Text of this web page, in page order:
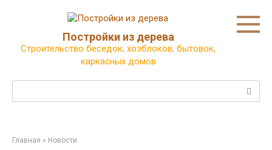
Постройки из дерева
Строительство беседок, хозблоков, бытовок,
каркасных домов
Главная » Новости